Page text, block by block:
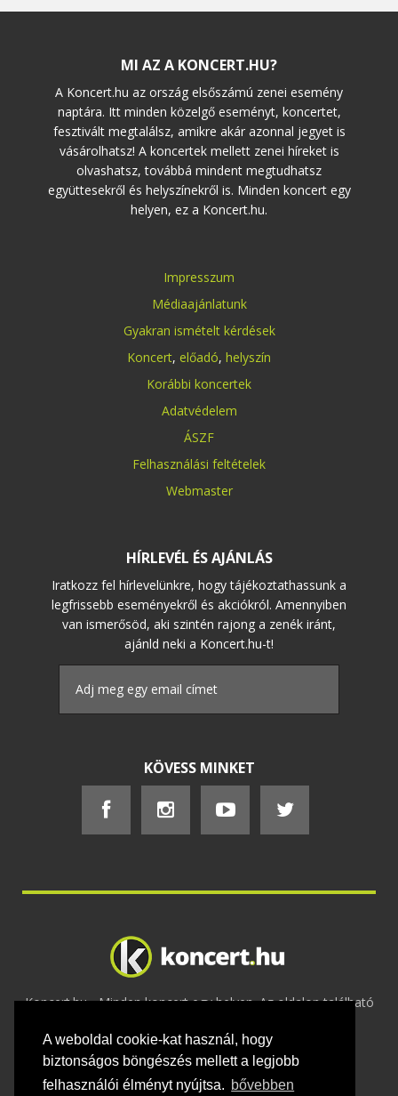
A weboldal cookie-kat használ, hogy
biztonságos böngészés mellett a legjobb
felhasználói élményt nyújtsa. bővebben
MI AZ A KONCERT.HU?
A Koncert.hu az ország elsőszámú zenei esemény
naptára. Itt minden közelgő eseményt, koncertet,
fesztivált megtalálsz, amikre akár azonnal jegyet is
vásárolhatsz! A koncertek mellett zenei híreket is
olvashatsz, továbbá mindent megtudhatsz
együttesekről és helyszínekről is. Minden koncert egy
helyen, ez a Koncert.hu.
Impresszum
Médiaajánlatunk
Gyakran ismételt kérdések
Koncert, előadó, helyszín
Korábbi koncertek
Adatvédelem
ÁSZF
Felhasználási feltételek
Webmaster
HÍRLEVÉL ÉS AJÁNLÁS
Iratkozz fel hírlevelünkre, hogy tájékoztathassunk a
legfrissebb eseményekről és akciókról. Amennyiben
van ismerősöd, aki szintén rajong a zenék iránt,
ajánld neki a Koncert.hu-t!
KÖVESS MINKET
Koncert.hu - Minden koncert egy helyen. Az oldalon található
2020 Adatvédelem-ÁSZF-Felhasználási
feltételek-Webmaster- Kapcsolat és üzenet küldés